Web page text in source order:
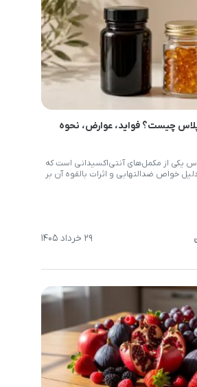
چیست؟ فواید، عوارض، نحوه
یکی از مکمل‌های آنتی‌اکسیدانی است که
خواص ضدالتهابی و اثرات بالقوه آن بر
است. در این مقاله به طور کامل با کاربردها،
29 خرداد 1405